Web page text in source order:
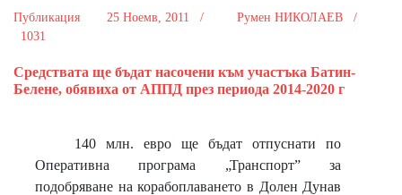
Публикация 25 Ноемв, 2011 /
Румен НИКОЛАЕВ /
1031
Средствата ще бъдат насочени към участъка Батин-
Белене, обявиха от АППД през периода 2014-2020 г
140 млн. евро ще бъдат отпуснати по
Оперативна програма „Транспорт” за
подобряване на корабоплаването в Долен Дунав